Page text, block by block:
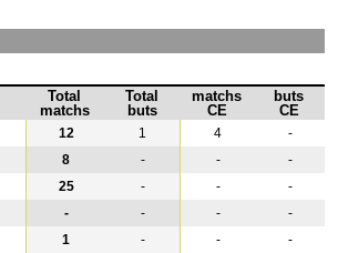
Total
matchs
Total
buts
matchs
CE
buts
CE
12 1 4
-
8 - -
-
25 - -
-
- - -
-
1 - -
-